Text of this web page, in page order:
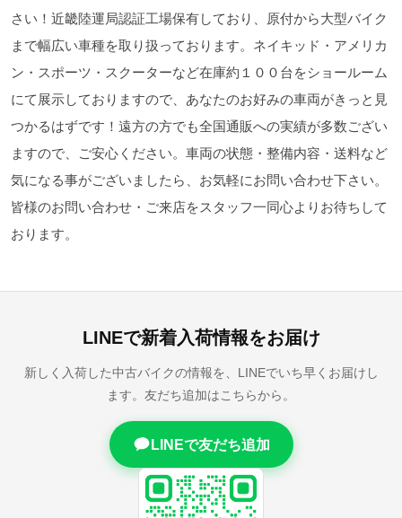
さい！近畿陸運局認証工場保有しており、原付から大型バイク
まで幅広い車種を取り扱っております。ネイキッド・アメリカ
ン・スポーツ・スクーターなど在庫約１００台をショールーム
にて展示しておりますので、あなたのお好みの車両がきっと見
つかるはずです！遠方の方でも全国通販への実績が多数ござい
ますので、ご安心ください。車両の状態・整備内容・送料など
気になる事がございましたら、お気軽にお問い合わせ下さい。
皆様のお問い合わせ・ご来店をスタッフ一同心よりお待ちして
おります。
LINEで新着入荷情報をお届け
新しく入荷した中古バイクの情報を、LINEでいち早くお届けし
ます。友だち追加はこちらから。
LINEで友だち追加